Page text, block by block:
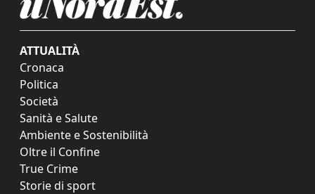
ATTUALITÀ
Cronaca
Politica
Società
Sanità e Salute
Ambiente e Sostenibilità
Oltre il Confine
True Crime
Storie di sport